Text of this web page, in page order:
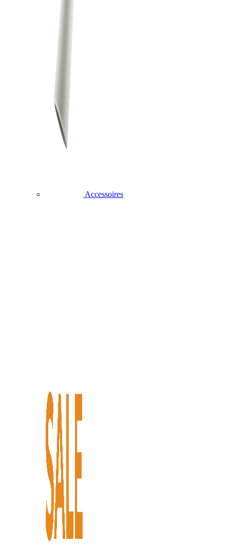
Accessoires